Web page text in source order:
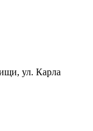
ул. Карла